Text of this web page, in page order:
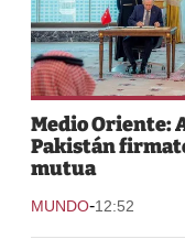
Medio Oriente:
Pakistán
mutua
MUNDO-12:52